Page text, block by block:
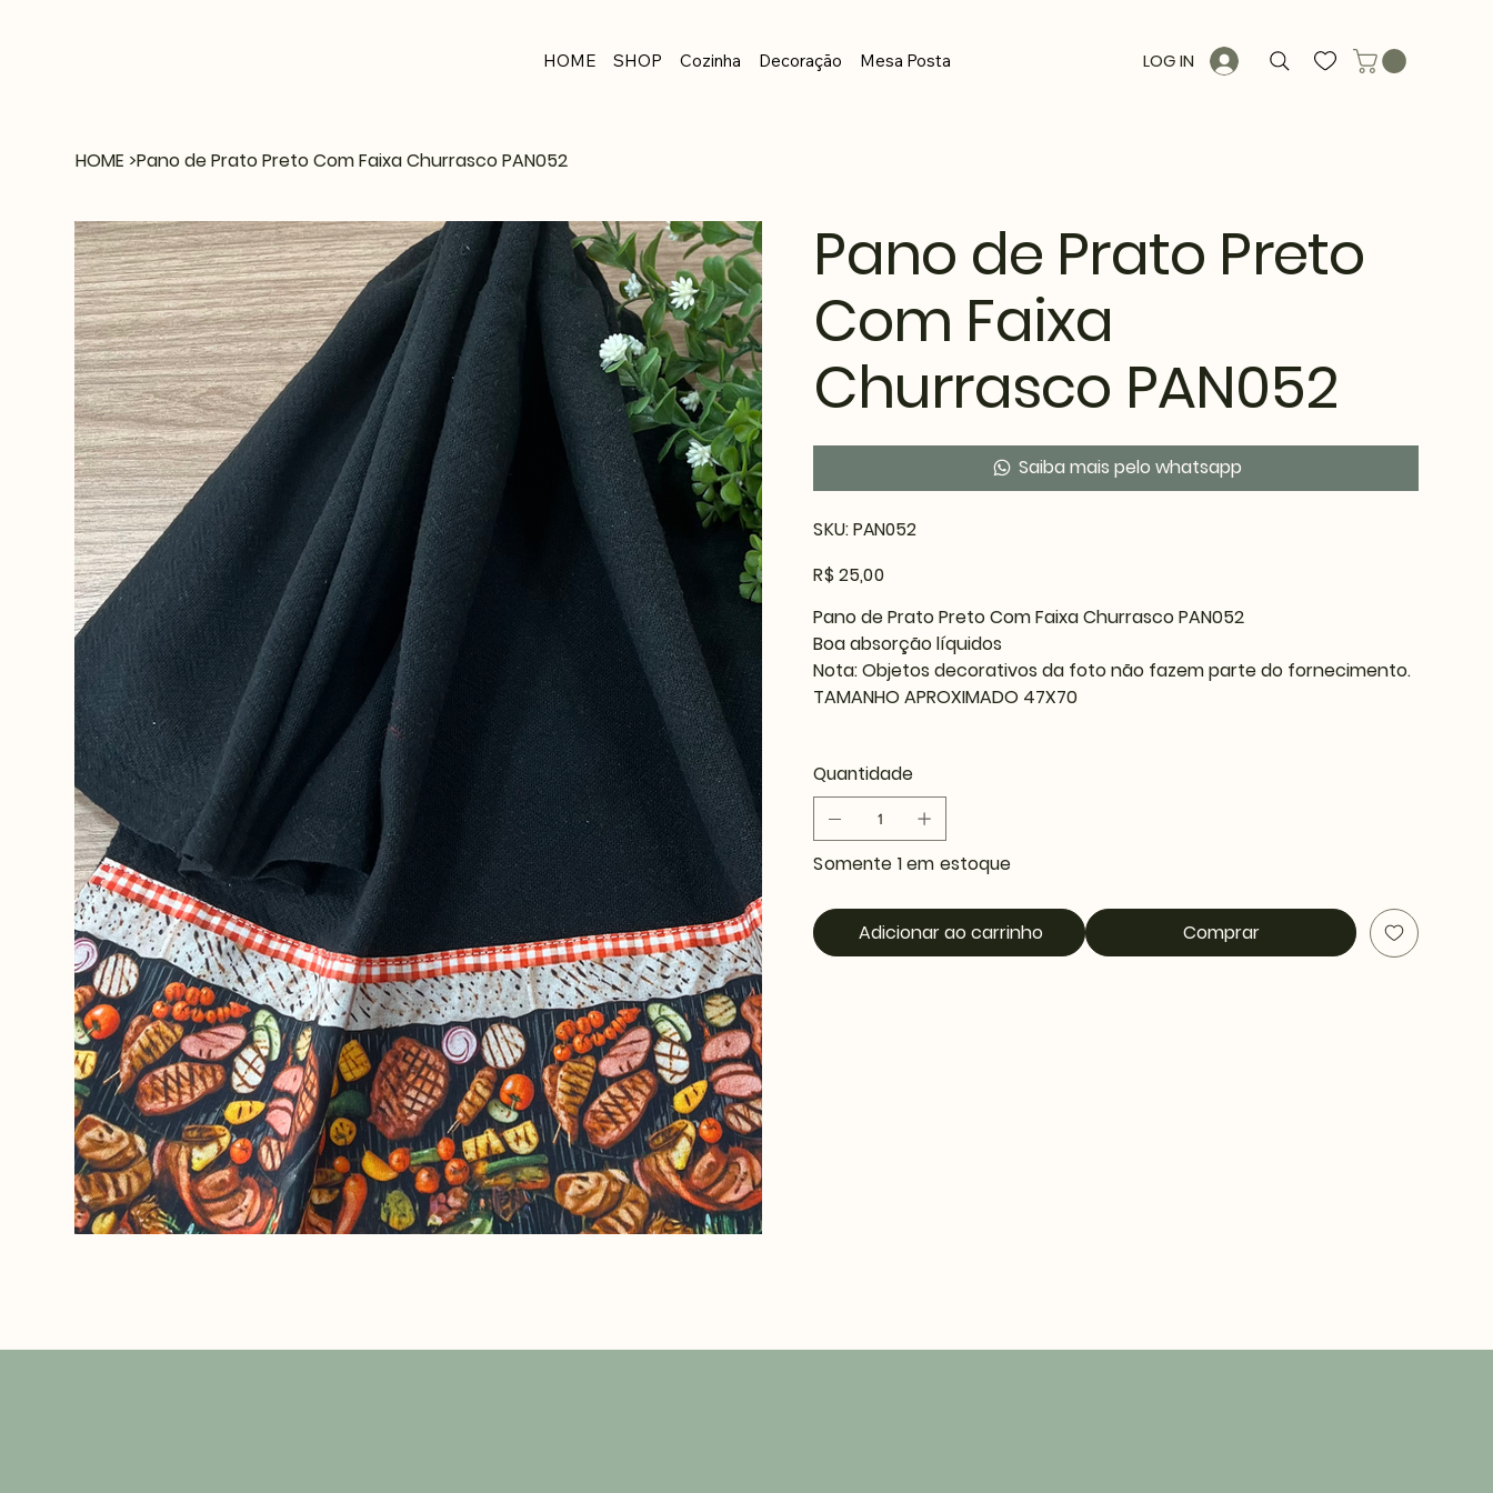
HOME SHOP Cozinha Decoração Mesa Posta LOG IN
HOME >Pano de Prato Preto Com Faixa Churrasco PAN052
Pano de Prato Preto
Com Faixa
Churrasco PAN052
Saiba mais pelo whatsapp
SKU: PAN052
PAN052
Preço
R$ 25,00
Pano de Prato Preto Com Faixa Churrasco PAN052
Boa absorção líquidos
Nota: Objetos decorativos da foto não fazem parte do fornecimento.
TAMANHO APROXIMADO 47X70
Quantidade
Somente 1 em estoque
Adicionar ao carrinho Comprar